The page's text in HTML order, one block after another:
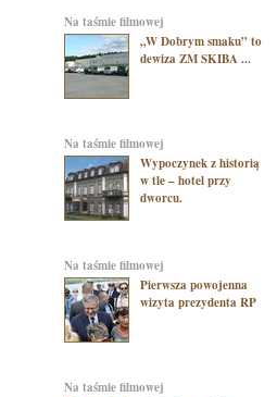
na taśmie filmowej
„W Dobrym smaku” to
dewiza ZM SKIBA ...
na taśmie filmowej
Wypoczynek z historią
w tle – hotel przy
dworcu.
na taśmie filmowej
Pierwsza powojenna
wizyta prezydenta RP
na taśmie filmowej